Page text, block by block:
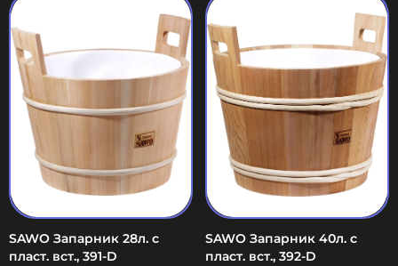
SAWO Запарник 28л. с
пласт. вст., 391-D
SAWO Запарник 40л. с
пласт. вст., 392-D